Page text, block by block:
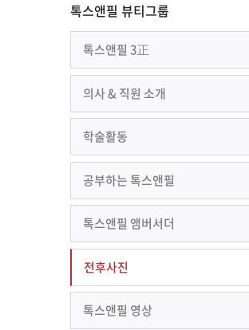
톡스앤필 뷰티그룹
톡스앤필 3正
의사 & 직원 소개
학술활동
공부하는 톡스앤필
톡스앤필 앰버서더
전후사진
톡스앤필 영상